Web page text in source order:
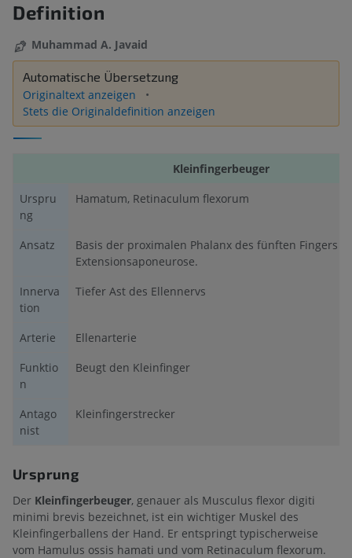
Definition
Muhammad A. Javaid
Automatische Übersetzung
Originaltext anzeigen
Stets die Originaldefinition anzeigen
Kleinfingerbeuger
Urspru
ng
Hamatum, Retinaculum flexorum
Ansatz
Basis der proximalen Phalanx des fünften Fingers
Extensionsaponeurose.
Innerva
tion
Tiefer Ast des Ellennervs
Arterie
Ellenarterie
Funktio
n
Beugt den Kleinfinger
Antago
nist
Kleinfingerstrecker
Ursprung
Der Kleinfingerbeuger, genauer als Musculus flexor digiti
minimi brevis bezeichnet, ist ein wichtiger Muskel des
Kleinfingerballens der Hand. Er entspringt typischerweise
vom Hamulus ossis hamati und vom Retinaculum flexorum.